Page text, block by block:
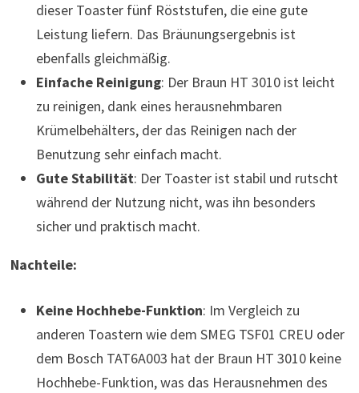
dieser Toaster fünf Röststufen, die eine gute
Leistung liefern. Das Bräunungsergebnis ist
ebenfalls gleichmäßig.
Einfache Reinigung: Der Braun HT 3010 ist leicht
zu reinigen, dank eines herausnehmbaren
Krümelbehälters, der das Reinigen nach der
Benutzung sehr einfach macht.
Gute Stabilität: Der Toaster ist stabil und rutscht
während der Nutzung nicht, was ihn besonders
sicher und praktisch macht.
Nachteile:
Keine Hochhebe-Funktion: Im Vergleich zu
anderen Toastern wie dem SMEG TSF01 CREU oder
dem Bosch TAT6A003 hat der Braun HT 3010 keine
Hochhebe-Funktion, was das Herausnehmen des